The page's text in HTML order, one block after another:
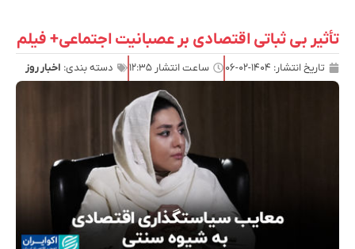
تأثیر بی ثباتی اقتصادی بر عصبانیت اجتماعی+ فیلم
تاریخ انتشار: ۱۴۰۴-۰۲-۰۶ ساعت انتشار ۱۲:۳۵ دسته بندی: اخبار روز